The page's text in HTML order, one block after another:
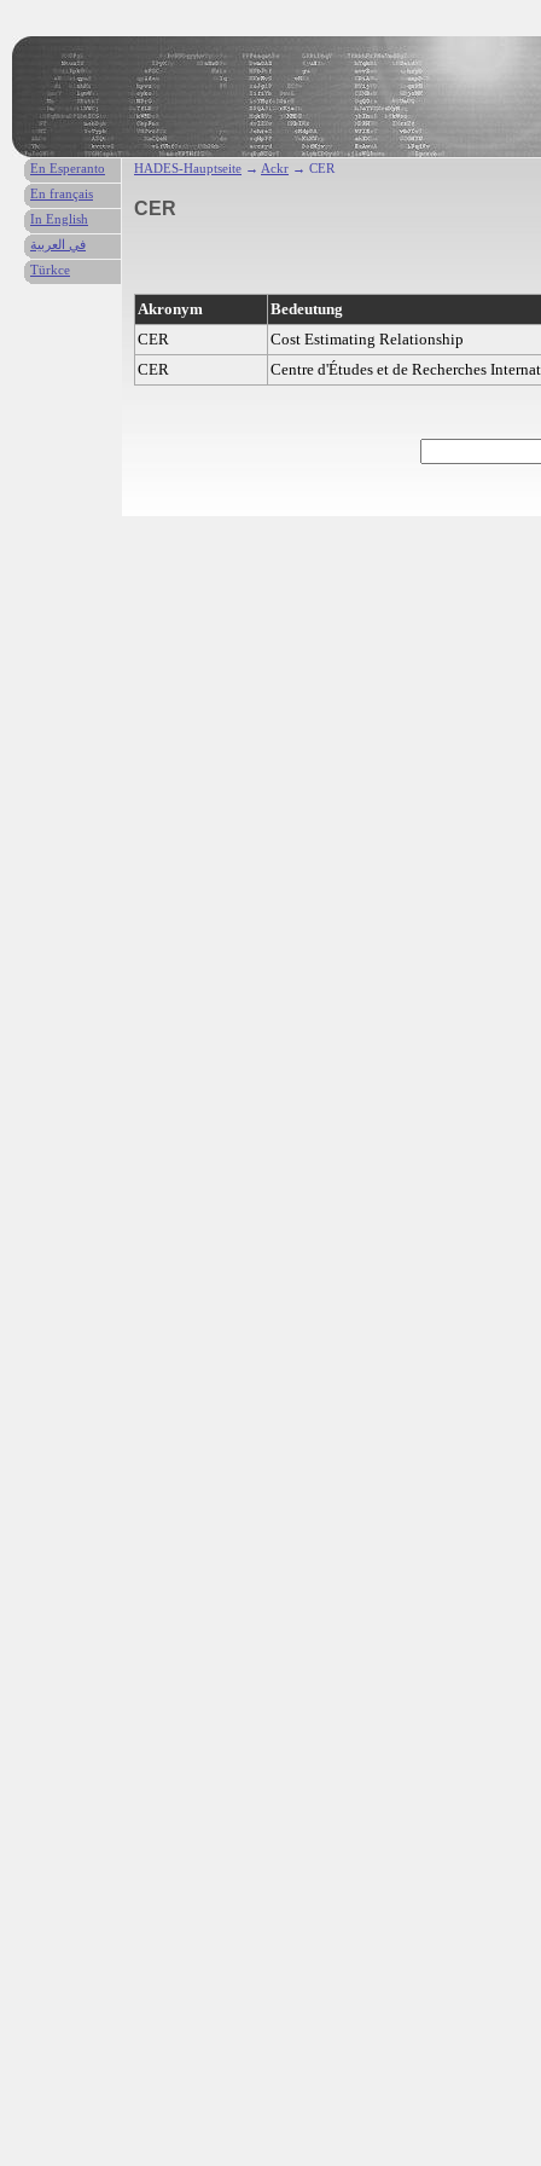
HADES-Hauptseite → Ackr → CER
CER
Akronym
Bedeutung
CER
Cost Estimating Relationship
CER
Centre d'Études et de Recherches
En Esperanto
En français
In English
في العربية
Türkce